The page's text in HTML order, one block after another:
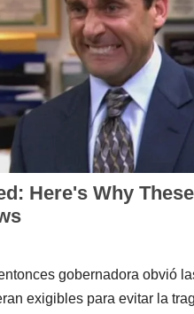
gobernadora obvió
exigibles para evitar la